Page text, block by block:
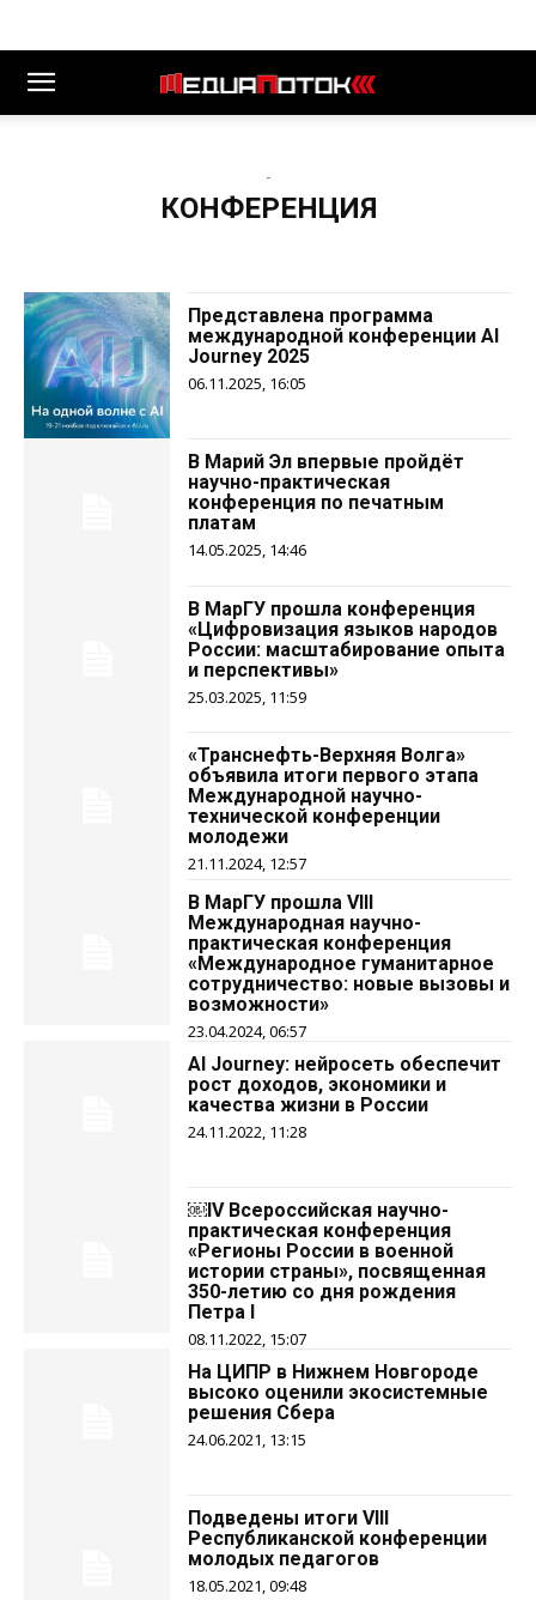
-
КОНФЕРЕНЦИЯ
Представлена программа
международной конференции AI
Journey 2025
06.11.2025, 16:05
В Марий Эл впервые пройдёт
научно-практическая
конференция по печатным
платам
14.05.2025, 14:46
В МарГУ прошла конференция
«Цифровизация языков народов
России: масштабирование опыта
и перспективы»
25.03.2025, 11:59
«Транснефть-Верхняя Волга»
объявила итоги первого этапа
Международной научно-
технической конференции
молодежи
21.11.2024, 12:57
В МарГУ прошла VIII
Международная научно-
практическая конференция
«Международное гуманитарное
сотрудничество: новые вызовы и
возможности»
23.04.2024, 06:57
AI Journey: нейросеть обеспечит
рост доходов, экономики и
качества жизни в России
24.11.2022, 11:28
￼IV Всероссийская научно-
практическая конференция
«Регионы России в военной
истории страны», посвященная
350-летию со дня рождения
Петра I
08.11.2022, 15:07
На ЦИПР в Нижнем Новгороде
высоко оценили экосистемные
решения Сбера
24.06.2021, 13:15
Подведены итоги VIII
Республиканской конференции
молодых педагогов
18.05.2021, 09:48